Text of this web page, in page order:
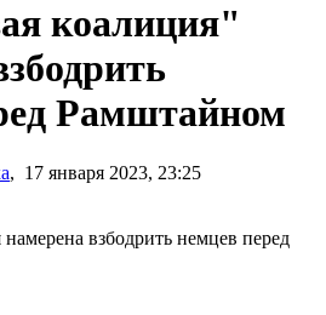
коалиция"
Рамштайном
, 17 января 2023, 23:25